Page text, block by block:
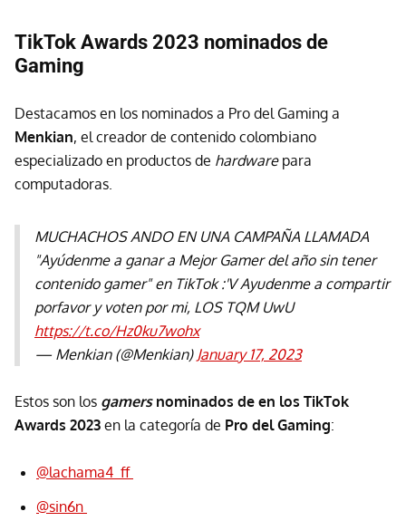
TikTok Awards 2023 nominados de
Gaming
Destacamos en los nominados a Pro del Gaming a
Menkian, el creador de contenido colombiano
especializado en productos de hardware para
computadoras.
MUCHACHOS ANDO EN UNA CAMPAÑA LLAMADA
"Ayúdenme a ganar a Mejor Gamer del año sin tener
contenido gamer" en TikTok :'V Ayudenme a compartir
porfavor y voten por mi, LOS TQM UwU
https://t.co/Hz0ku7wohx
— Menkian (@Menkian) January 17, 2023
Estos son los gamers nominados de en los TikTok
Awards 2023 en la categoría de Pro del Gaming:
@lachama4_ff
@sin6n